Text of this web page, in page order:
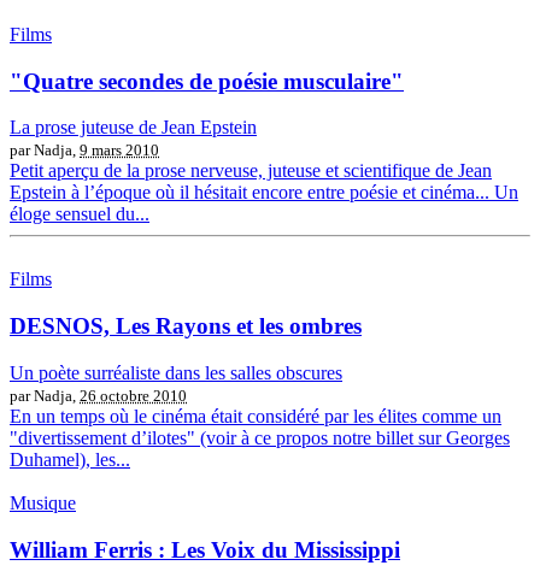
Films
"Quatre secondes de poésie musculaire"
La prose juteuse de Jean Epstein
par Nadja, 9 mars 2010
Petit aperçu de la prose nerveuse, juteuse et scientifique de Jean
Epstein à l’époque où il hésitait encore entre poésie et cinéma... Un
éloge sensuel du...
Films
DESNOS, Les Rayons et les ombres
Un poète surréaliste dans les salles obscures
par Nadja, 26 octobre 2010
En un temps où le cinéma était considéré par les élites comme un
"divertissement d’ilotes" (voir à ce propos notre billet sur Georges
Duhamel), les...
Musique
William Ferris : Les Voix du Mississippi